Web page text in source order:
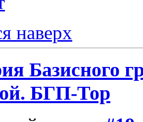
наверх
Базисного
БГП-Тор